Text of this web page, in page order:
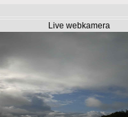
Live webkamera